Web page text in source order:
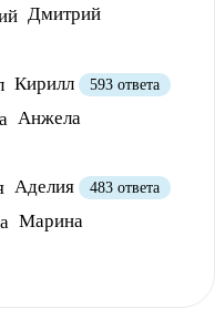
Дмитрий
Кирилл 593 ответа
Анжела
Аделия 483 ответа
Марина